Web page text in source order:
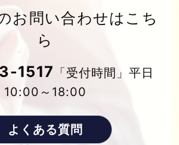
お問い合わせはこち
ら
1517 「受付時間」平日
10:00～18:00
よくある質問